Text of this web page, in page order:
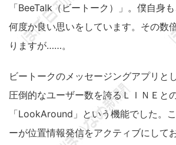
「BeeTalk（ビートーク）」。僕自身
何度か良い思いをしています。その数
りますが……。
ビートークのメッセージングアプリと
圧倒的なユーザー数を誇るＬＩＮＥと
「LookAround」という機能でした。
ーが位置情報発信をアクティブにして